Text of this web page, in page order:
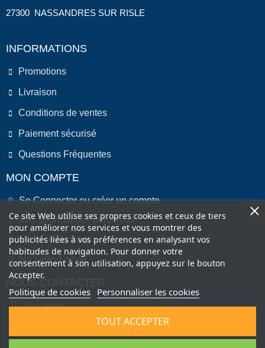
27300 NASSANDRES SUR RISLE
INFORMATIONS
Promotions
Livraison
Conditions de ventes
Paiement sécurisé
Questions Fréquentes
MON COMPTE
Se Connecter ou créer un compte
Mes informations personnel
Mes commandes
Ma Liste d'envie
NOUS CONTACTER
Par email
Ce site Web utilise ses propres cookies et ceux de tiers
pour améliorer nos services et vous montrer des
publicités liées à vos préférences en analysant vos
habitudes de navigation. Pour donner votre
consentement à son utilisation, appuyez sur le bouton
Accepter.
Politique de cookies Personnaliser les cookies
TOUT ACCEPTER